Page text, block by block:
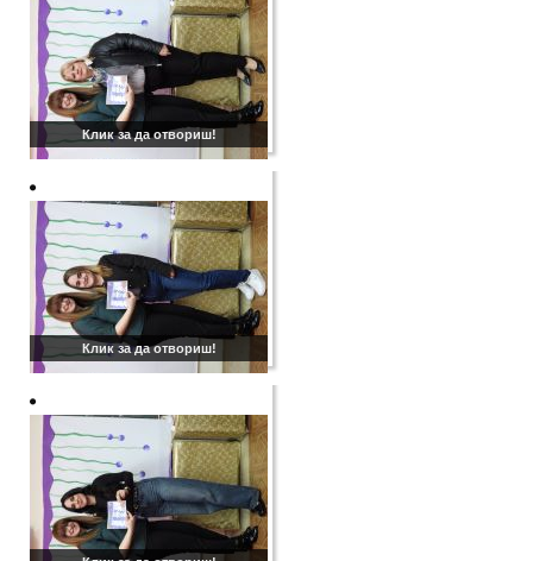
Клик за да отвориш!
Клик за да отвориш!